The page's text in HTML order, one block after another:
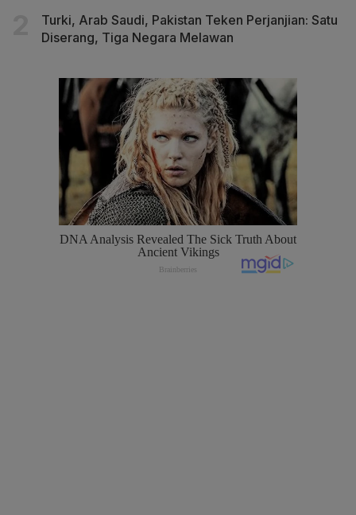
Turki, Arab Saudi, Pakistan Teken Perjanjian: Satu
Diserang, Tiga Negara Melawan